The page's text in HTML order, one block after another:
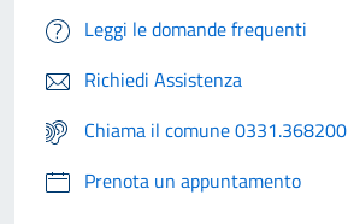
Leggi le domande frequenti
Richiedi Assistenza
Chiama il comune 0331.368200
Prenota un appuntamento